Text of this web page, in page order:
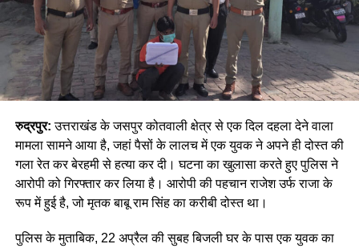
रुद्रपुर:उत्तराखंड के जसपुर कोतवाली क्षेत्र से एक दिल दहला देने वाला
मामला सामने आया है, जहां पैसों के लालच में एक युवक ने अपने ही दोस्त की
गला रेत कर बेरहमी से हत्या कर दी। घटना का खुलासा करते हुए पुलिस ने
आरोपी को गिरफ्तार कर लिया है। आरोपी की पहचान राजेश उर्फ राजा के
रूप में हुई है, जो मृतक बाबू राम सिंह का करीबी दोस्त था।
पुलिस के मुताबिक, 22 अप्रैल की सुबह बिजली घर के पास एक युवक का